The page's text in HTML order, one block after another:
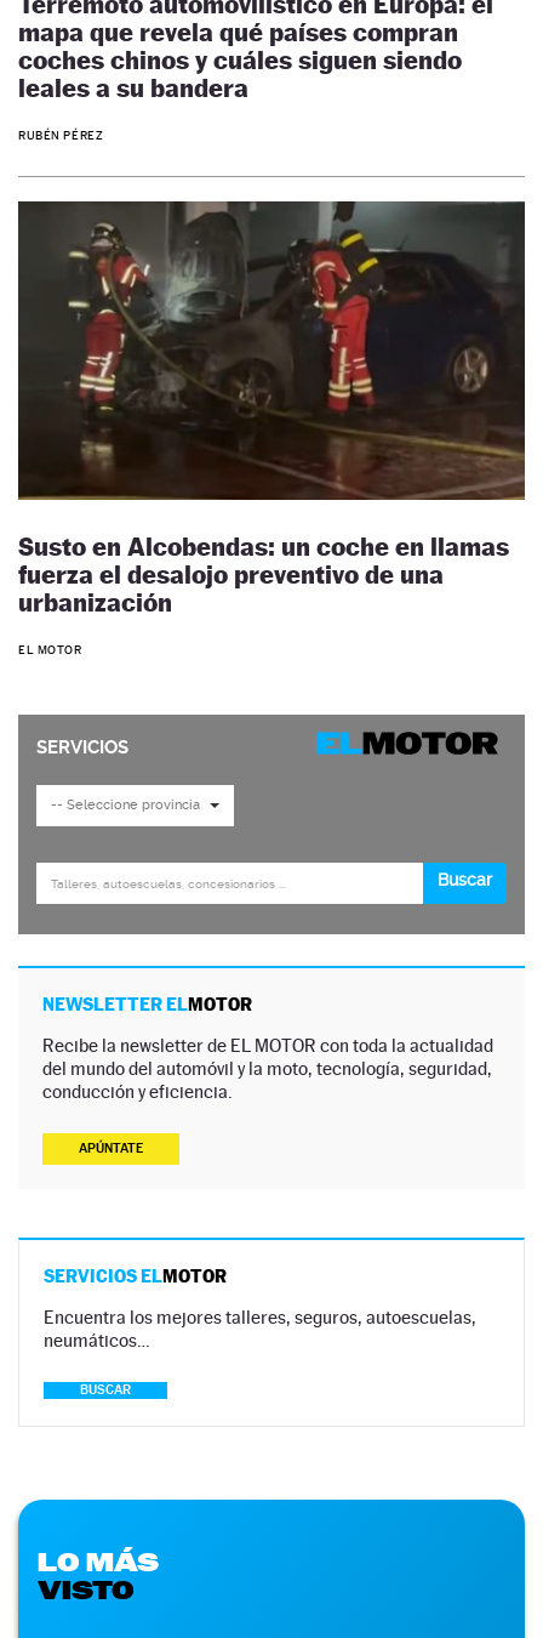
mapa que revela qué países compran
coches chinos y cuáles siguen siendo
leales a su bandera
RUBÉN PÉREZ
Susto en Alcobendas: un coche en llamas
fuerza el desalojo preventivo de una
urbanización
EL MOTOR
NEWSLETTER ELMOTOR
Recibe la newsletter de EL MOTOR con toda la actualidad
del mundo del automóvil y la moto, tecnología, seguridad,
conducción y eficiencia.
APÚNTATE
SERVICIOS ELMOTOR
Encuentra los mejores talleres, seguros, autoescuelas,
neumáticos…
BUSCAR
LO MÁS
VISTO